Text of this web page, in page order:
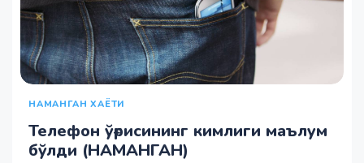
НАМАНГАН ХАЁТИ
Телефон ўғрисининг кимлиги маълум
бўлди (НАМАНГАН)